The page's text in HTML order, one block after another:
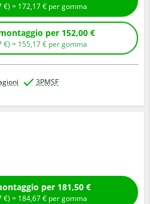
€ ) = 172,17€ per gomma
Compra senza montaggio per 152,00 €
€ ) = 155,17€ per gomma
3PMSF
Compra con montaggio per 181,50 €
€ ) = 184,67€ per gomma